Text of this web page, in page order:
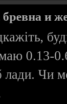
и
0.13-
лади. Чи